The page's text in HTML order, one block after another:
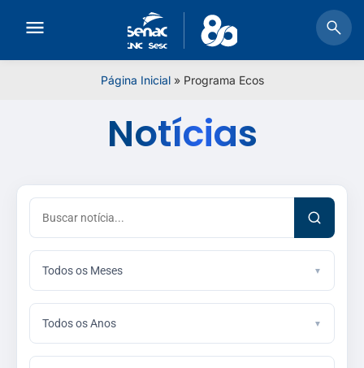
Página Inicial» Programa Ecos
Notícias
Todos os Meses
Todos os Anos